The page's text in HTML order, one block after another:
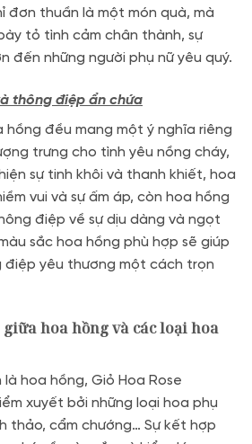
đơn thuần là một món quà, mà
tỏ tình cảm chân thành, sự
đến những người phụ nữ yêu quý.
thông điệp ẩn chứa
hồng đều mang một ý nghĩa riêng
trưng cho tình yêu nồng cháy,
sự tinh khôi và thanh khiết, hoa
vui và sự ấm áp, còn hoa hồng
điệp về sự dịu dàng và ngọt
sắc hoa hồng phù hợp sẽ giúp
điệp yêu thương một cách trọn
hoa hồng và các loại hoa
hoa hồng, Giỏ Hoa Rose
xuyết bởi những loại hoa phụ
thảo, cẩm chướng… Sự kết hợp